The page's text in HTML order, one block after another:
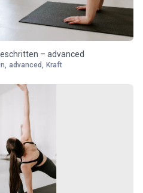
– advanced
, advanced, Kraft